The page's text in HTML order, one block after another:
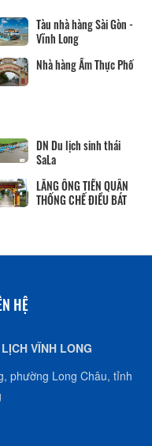
Tàu nhà hàng Sài Gòn -
Vĩnh Long
Nhà hàng Ẩm Thực Phố
DN Du lịch sinh thái
SaLa
LĂNG ÔNG TIỀN QUÂN
THỐNG CHẾ ĐIỀU BÁT
HỆ
VĨNH LONG
phường Long Châu, tỉnh